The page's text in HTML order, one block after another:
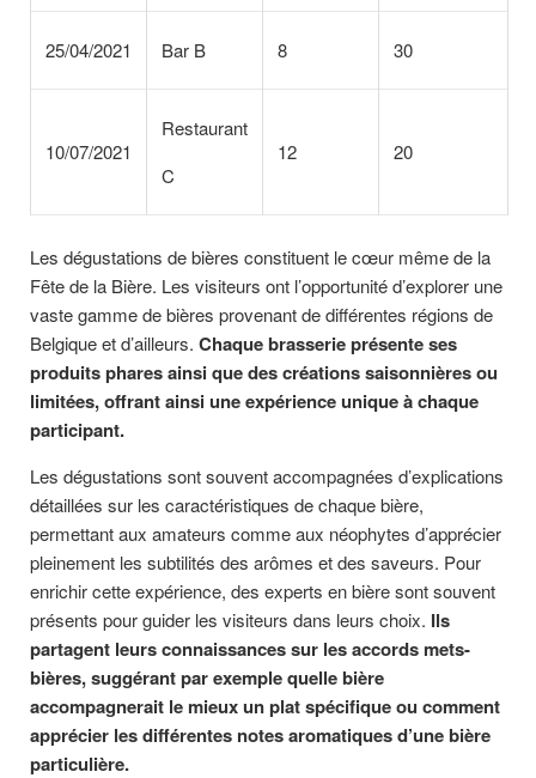
25/04/2021 Bar B 8 30
10/07/2021
Restaurant
C
12 20
Les dégustations de bières constituent le cœur même de la
Fête de la Bière. Les visiteurs ont l’opportunité d’explorer une
vaste gamme de bières provenant de différentes régions de
Belgique et d’ailleurs. Chaque brasserie présente ses
produits phares ainsi que des créations saisonnières ou
limitées, offrant ainsi une expérience unique à chaque
participant.
Les dégustations sont souvent accompagnées d’explications
détaillées sur les caractéristiques de chaque bière,
permettant aux amateurs comme aux néophytes d’apprécier
pleinement les subtilités des arômes et des saveurs. Pour
enrichir cette expérience, des experts en bière sont souvent
présents pour guider les visiteurs dans leurs choix. Ils
partagent leurs connaissances sur les accords mets-
bières, suggérant par exemple quelle bière
accompagnerait le mieux un plat spécifique ou comment
apprécier les différentes notes aromatiques d’une bière
particulière.